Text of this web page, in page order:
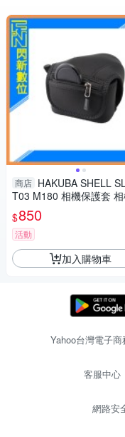
商店 HAKUBA SHELL
T03 M180 相機保護套
攝影包(M180,公司貨)
$850
活動
加入購物車
Yahoo台灣電子
客服中心
網路安